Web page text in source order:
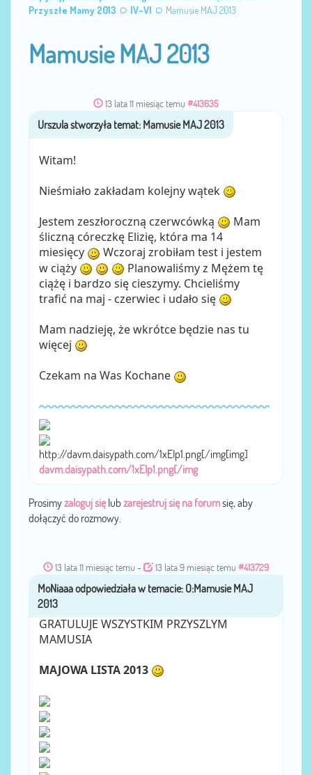
Przyszłe Mamy 2013
IV-VI Mamusie MAJ 2013
Mamusie MAJ 2013
13 lata 11 miesiąc temu #413635
przezUrszula
Witam!
Nieśmiało zakładam kolejny wątek
Jestem zeszłoroczną czerwcówką
Mam
śliczną córeczkę Elizię, która ma 14
miesięcy
Wczoraj zrobiłam test i jestem
w ciąży
Planowaliśmy z Mężem tę
ciążę i bardzo się cieszymy. Chcieliśmy
trafić na maj - czerwiec i udało się
Mam nadzieję, że wkrótce będzie nas tu
więcej
Czekam na Was Kochane
http://davm.daisypath.com/1xEIp1.png[/img[img]
davm.daisypath.com/1xEIp1.png[/img
Prosimyzaloguj sięlub zarejestruj się na forumsię, aby
dołączyć do rozmowy.
13 lata 11 miesiąc temu - 13 lata 9 miesiąc temu #413729
przezMoNiaaa
GRATULUJE WSZYSTKIM PRZYSZLYM
MAMUSIA
MAJOWA LISTA 2013